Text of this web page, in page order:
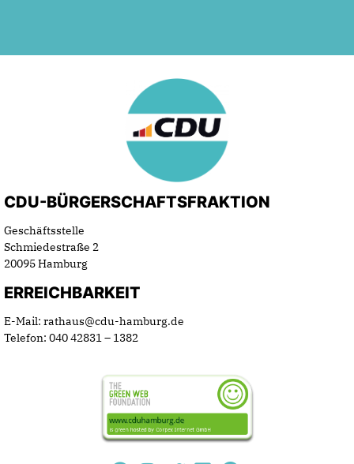
CDU-BÜRGERSCHAFTSFRAKTION
Geschäftsstelle
Schmiedestraße 2
20095 Hamburg
ERREICHBARKEIT
E-Mail: rathaus@cdu-hamburg.de
Telefon: 040 42831 – 1382